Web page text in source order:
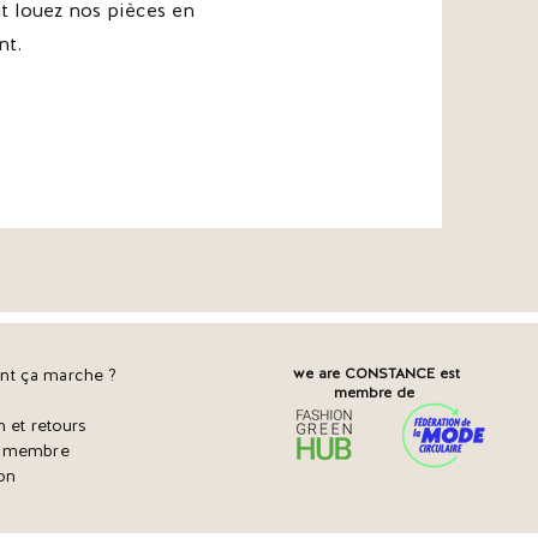
louez nos pièces en
ça marche ?
et retours
we are CONSTANCE est
membre de